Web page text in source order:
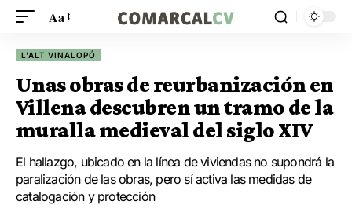
Aa
L'ALT VINALOPÓ
Unas obras de reurbanización en
Villena descubren un tramo de la
muralla medieval del siglo XIV
El hallazgo, ubicado en la línea de viviendas no supondrá la
paralización de las obras, pero sí activa las medidas de
catalogación y protección